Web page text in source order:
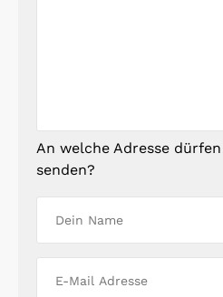
An welche Adresse
senden?